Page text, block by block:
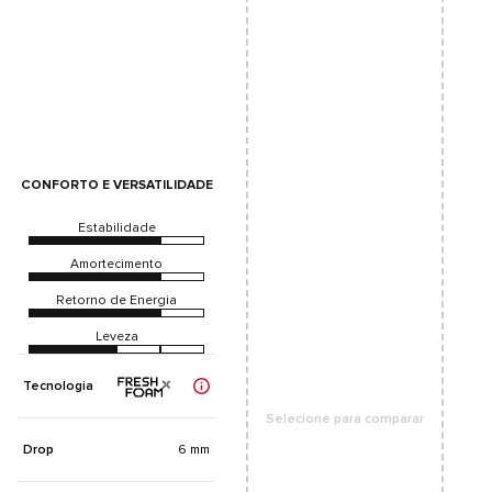
CONFORTO E VERSATILIDADE
Estabilidade
Amortecimento
Retorno de Energia
Leveza
Tecnologia
Drop 6 mm
Selecione para comparar